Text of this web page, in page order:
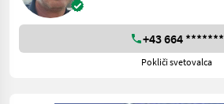
+43 664 *******
Pokliči svetovalca